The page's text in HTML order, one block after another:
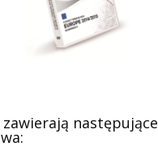
zawierają następujące